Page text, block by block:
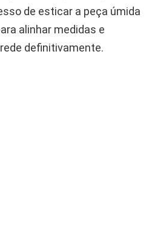
de esticar a peça úmida
alinhar medidas e
definitivamente.